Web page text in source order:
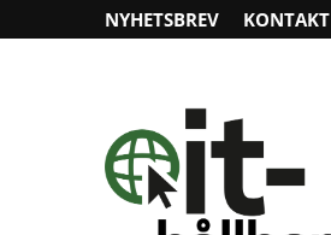
NYHETSBREV KONTAKT